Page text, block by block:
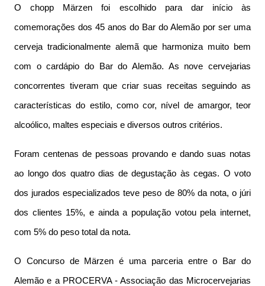
O chopp Märzen foi escolhido para dar início às
comemorações dos 45 anos do Bar do Alemão por ser uma
cerveja tradicionalmente alemã que harmoniza muito bem
com o cardápio do Bar do Alemão. As nove cervejarias
concorrentes tiveram que criar suas receitas seguindo as
características do estilo, como cor, nível de amargor, teor
alcoólico, maltes especiais e diversos outros critérios.
Foram centenas de pessoas provando e dando suas notas
ao longo dos quatro dias de degustação às cegas. O voto
dos jurados especializados teve peso de 80% da nota, o júri
dos clientes 15%, e ainda a população votou pela internet,
com 5% do peso total da nota.
O Concurso de Märzen é uma parceria entre o Bar do
Alemão e a PROCERVA - Associação das Microcervejarias